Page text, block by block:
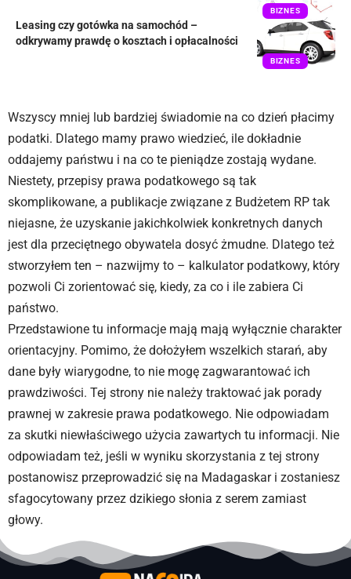
BIZNES
BIZNES
Leasing czy gotówka na samochód –
odkrywamy prawdę o kosztach i opłacalności
Wszyscy mniej lub bardziej świadomie na co dzień płacimy
podatki. Dlatego mamy prawo wiedzieć, ile dokładnie
oddajemy państwu i na co te pieniądze zostają wydane.
Niestety, przepisy prawa podatkowego są tak
skomplikowane, a publikacje związane z Budżetem RP tak
niejasne, że uzyskanie jakichkolwiek konkretnych danych
jest dla przeciętnego obywatela dosyć żmudne. Dlatego też
stworzyłem ten – nazwijmy to – kalkulator podatkowy, który
pozwoli Ci zorientować się, kiedy, za co i ile zabiera Ci
państwo.
Przedstawione tu informacje mają mają wyłącznie charakter
orientacyjny. Pomimo, że dołożyłem wszelkich starań, aby
dane były wiarygodne, to nie mogę zagwarantować ich
prawdziwości. Tej strony nie należy traktować jak porady
prawnej w zakresie prawa podatkowego. Nie odpowiadam
za skutki niewłaściwego użycia zawartych tu informacji. Nie
odpowiadam też, jeśli w wyniku skorzystania z tej strony
postanowisz przeprowadzić się na Madagaskar i zostaniesz
sfagocytowany przez dzikiego słonia z serem zamiast
głowy.